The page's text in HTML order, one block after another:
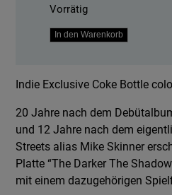
Vorrätig
The
Shadow
Brighter
The
Light
coloured
In den Warenkorb
Indie Exclusive Coke Bottle
20 Jahre nach dem
und 12 Jahre nach dem
Streets alias Mike Skinner
Platte “The Darker The
mit einem dazugehörigen